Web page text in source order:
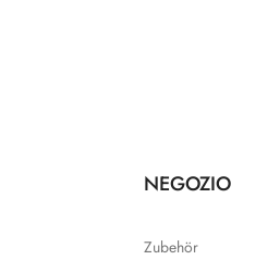
NEGOZIO
Zubehör